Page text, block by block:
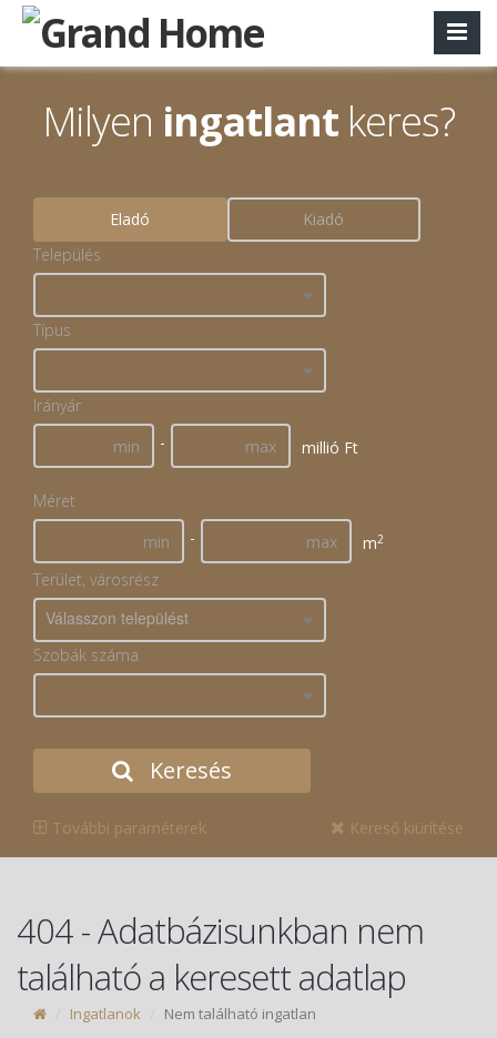
Milyen ingatlant keres?
Eladó
Kiadó
Település
Típus
Irányár
-
millió Ft
Méret
-
m2
Terület, városrész
Válasszon települést
Szobák száma
Keresés
További paraméterek Kereső kiürítése
404 - Adatbázisunkban nem
található a keresett adatlap
Ingatlanok Nem található ingatlan